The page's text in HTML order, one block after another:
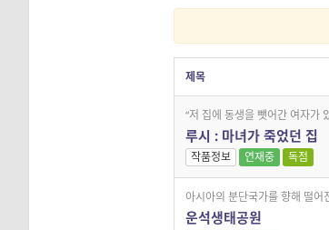
제목
“저 집에 동생을 뺏어간 여자가
루시 : 마녀가 죽었던 집
작품정보 연재중 독점
아시아의 분단국가를 향해 떨
운석생태공원